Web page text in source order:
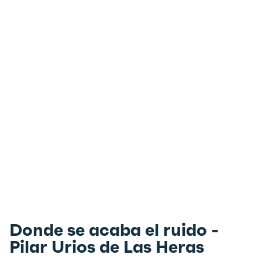
Donde se acaba el ruido -
Pilar Urios de Las Heras